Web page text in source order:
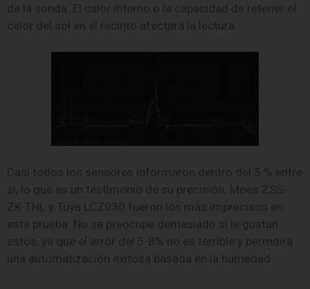
de la sonda. El calor interno o la capacidad de retener el
calor del sol en el recinto afectará la lectura.
Casi todos los sensores informaron dentro del 5 % entre
sí, lo que es un testimonio de su precisión. Moes ZSS-
ZK-THL y Tuya LCZ030 fueron los más imprecisos en
esta prueba. No se preocupe demasiado si le gustan
estos, ya que el error del 5-8% no es terrible y permitirá
una automatización exitosa basada en la humedad.